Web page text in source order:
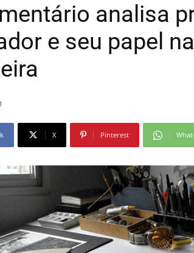
analisa
e seu papel
X Pinterest